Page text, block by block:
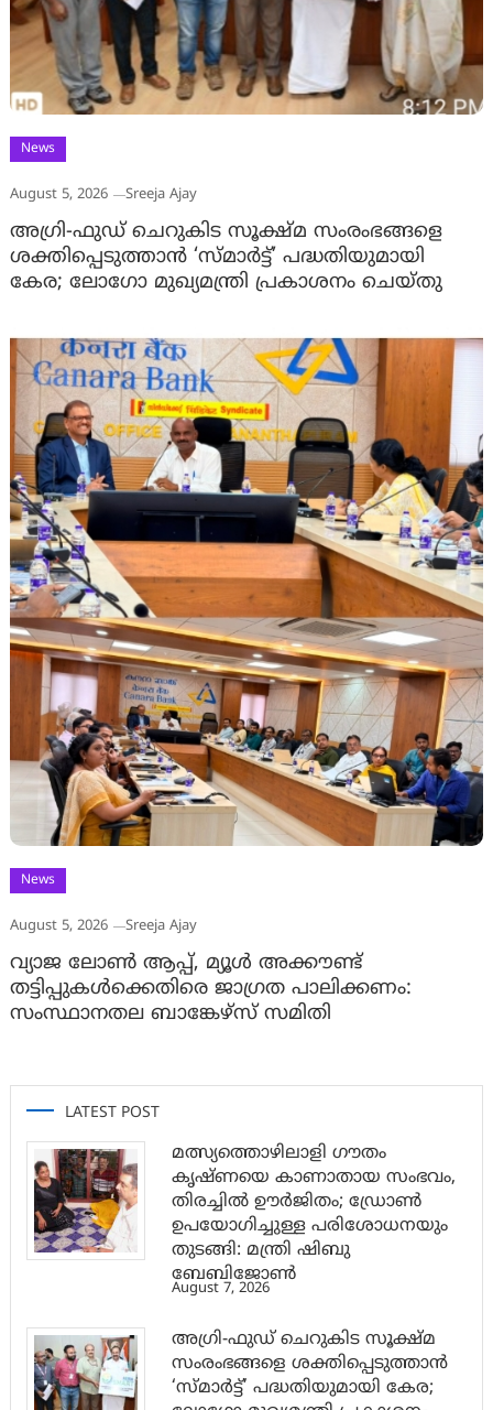
News
August 5, 2026 Sreeja Ajay
അഗ്രി-ഫുഡ് ചെറുകിട സൂക്ഷ്മ സംരംഭങ്ങളെ
ശക്തിപ്പെടുത്താന്‍ ‘സ്മാര്‍ട്ട്’ പദ്ധതിയുമായി
കേര; ലോഗോ മുഖ്യമന്ത്രി പ്രകാശനം ചെയ്തു
News
August 5, 2026 Sreeja Ajay
വ്യാജ ലോൺ ആപ്പ്, മ്യൂൾ അക്കൗണ്ട്
തട്ടിപ്പുകൾക്കെതിരെ ജാ​ഗ്രത പാലിക്കണം:
സംസ്ഥാനതല ബാങ്കേഴ്സ് സമിതി
LATEST POST
മത്സ്യത്തൊഴിലാളി ഗൗതം
കൃഷ്ണയെ കാണാതായ സംഭവം,
തിരച്ചിൽ ഊർജിതം; ഡ്രോണ്‍
ഉപയോഗിച്ചുള്ള പരിശോധനയും
തുടങ്ങി: മന്ത്രി ഷിബു
ബേബിജോണ്‍
August 7, 2026
അഗ്രി-ഫുഡ് ചെറുകിട സൂക്ഷ്മ
സംരംഭങ്ങളെ ശക്തിപ്പെടുത്താന്‍
‘സ്മാര്‍ട്ട്’ പദ്ധതിയുമായി കേര;